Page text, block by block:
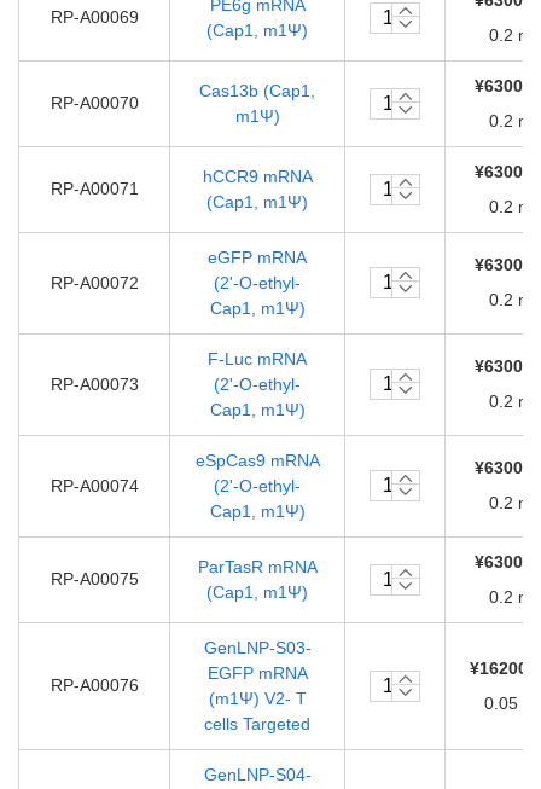
RP-A00069
PE6g mRNA
(Cap1, m1Ψ)
0.2 mg
RP-A00070
Cas13b (Cap1,
m1Ψ)
0.2 mg
RP-A00071
hCCR9 mRNA
(Cap1, m1Ψ)
0.2 mg
RP-A00072
eGFP mRNA
(2'-O-ethyl-
Cap1, m1Ψ)
0.2 mg
RP-A00073
F-Luc mRNA
(2'-O-ethyl-
Cap1, m1Ψ)
0.2 mg
RP-A00074
eSpCas9 mRNA
(2'-O-ethyl-
Cap1, m1Ψ)
0.2 mg
RP-A00075
ParTasR mRNA
(Cap1, m1Ψ)
0.2 mg
RP-A00076
GenLNP-S03-
EGFP mRNA
(m1Ψ) V2- T
cells Targeted
0.05
GenLNP-S04-